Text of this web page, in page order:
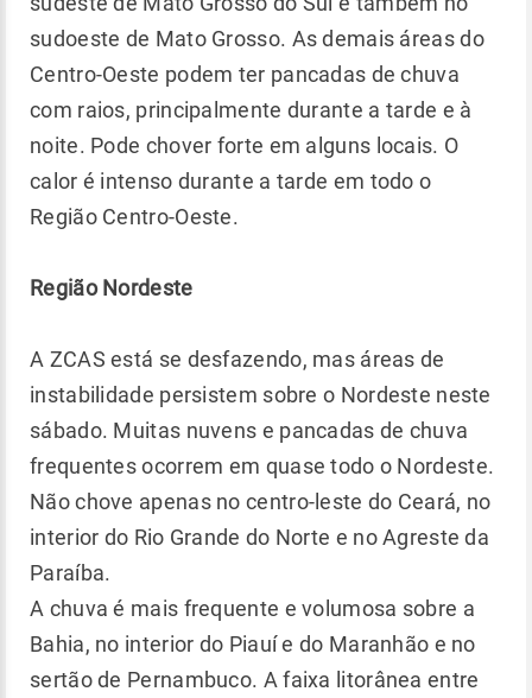
sudoeste de Mato Grosso. As demais áreas do
Centro-Oeste podem ter pancadas de chuva
com raios, principalmente durante a tarde e à
noite. Pode chover forte em alguns locais. O
calor é intenso durante a tarde em todo o
Região Centro-Oeste.
Região Nordeste
A ZCAS está se desfazendo, mas áreas de
instabilidade persistem sobre o Nordeste neste
sábado. Muitas nuvens e pancadas de chuva
frequentes ocorrem em quase todo o Nordeste.
Não chove apenas no centro-leste do Ceará, no
interior do Rio Grande do Norte e no Agreste da
Paraíba.
A chuva é mais frequente e volumosa sobre a
Bahia, no interior do Piauí e do Maranhão e no
sertão de Pernambuco. A faixa litorânea entre